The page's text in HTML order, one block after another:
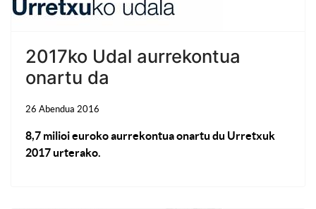
2017ko Udal aurrekontua
onartu da
26 Abendua 2016
8,7 milioi euroko aurrekontua onartu du Urretxuk
2017 urterako.